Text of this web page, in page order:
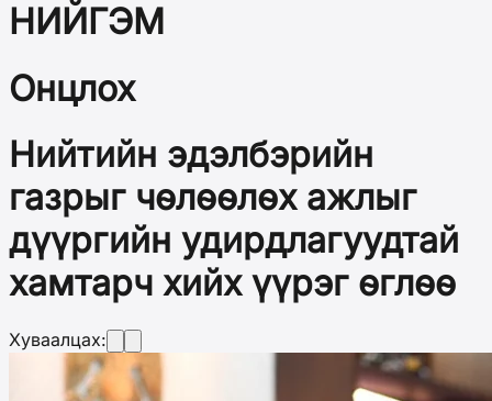
НИЙГЭМ
Онцлох
Нийтийн эдэлбэрийн
газрыг чөлөөлөх ажлыг
дүүргийн удирдлагуудтай
хамтарч хийх үүрэг өглөө
Хуваалцах: